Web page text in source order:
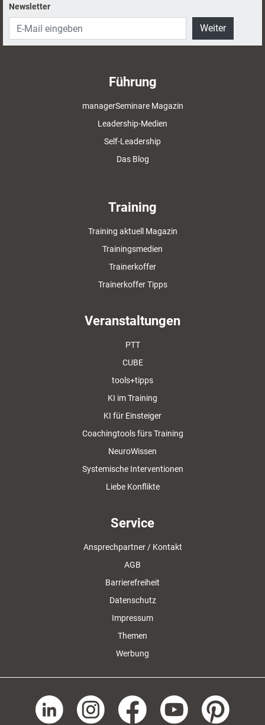
Newsletter
Weiter
Führung
managerSeminare Magazin
Leadership-Medien
Self-Leadership
Das Blog
Training
Training aktuell Magazin
Trainingsmedien
Trainerkoffer
Trainerkoffer Tipps
Veranstaltungen
PTT
CUBE
tools+tipps
KI im Training
KI für Einsteiger
Coachingtools fürs Training
NeuroWissen
Systemische Interventionen
Liebe Konflikte
Service
Ansprechpartner / Kontakt
AGB
Barrierefreiheit
Datenschutz
Impressum
Themen
Werbung